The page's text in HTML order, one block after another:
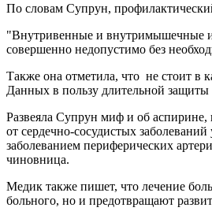
По словам Супрун,
"Внутривенные и внутримышечные
совершенно недопустимо без
Также она отметила, что не стоит в
Данных в пользу длительной защиты
Развеяла Супрун миф и об аспирине,
от сердечно-сосудистых
заболеванием периферических
чиновница.
Медик также пишет, что лечение
больного, но и предотвращают